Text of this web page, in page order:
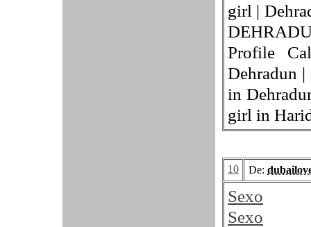
girl |
Profile
Dehradun
in
girl in
10 De:
Sexo
Sexo